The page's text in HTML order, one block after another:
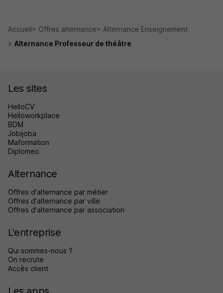
Accueil Offres alternance
Alternance Enseignement
Alternance Professeur de théâtre
Les sites
HelloCV
Helloworkplace
BDM
Jobijoba
Maformation
Diplomeo
Alternance
Offres d'alternance par métier
Offres d'alternance par ville
Offres d'alternance par association
L'entreprise
Qui sommes-nous ?
On recrute
Accès client